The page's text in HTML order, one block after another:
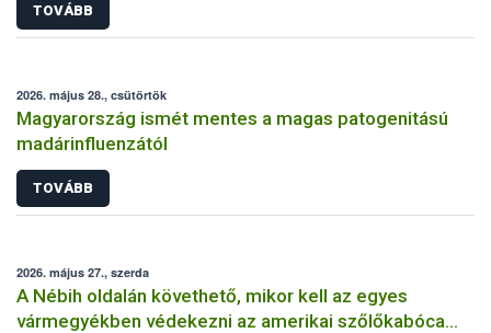
TOVÁBB
2026. május 28., csütörtök
Magyarország ismét mentes a magas patogenitású
madárinfluenzától
TOVÁBB
2026. május 27., szerda
A Nébih oldalán követhető, mikor kell az egyes
vármegyékben védekezni az amerikai szőlőkabóca